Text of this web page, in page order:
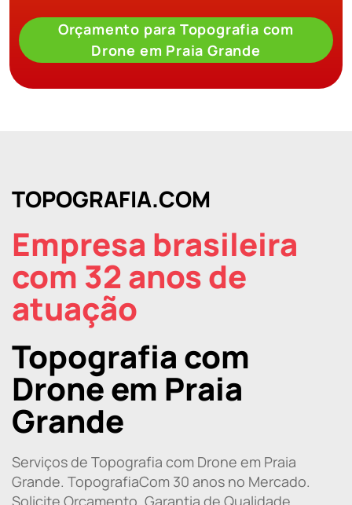
Orçamento para Topografia com
Drone em Praia Grande
TOPOGRAFIA.COM
Empresa brasileira
com 32 anos de
atuação
Topografia com
Drone em Praia
Grande
Serviços de Topografia com Drone em Praia
Grande. TopografiaCom 30 anos no Mercado.